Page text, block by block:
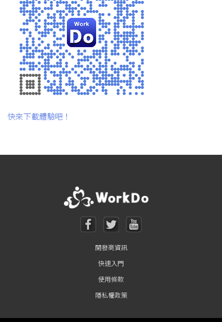
快來下載體驗吧！
開發商資訊
快速入門
使用條款
隱私權政策